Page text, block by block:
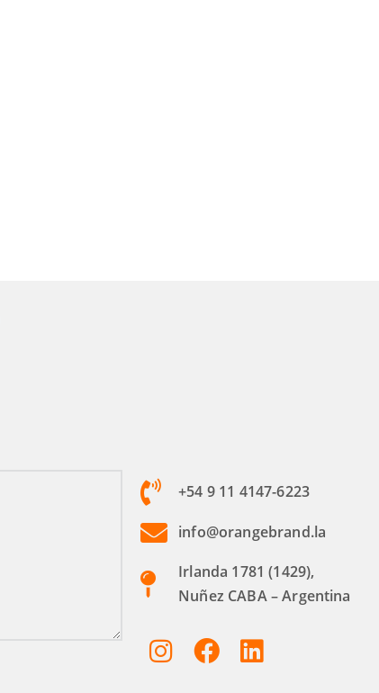
+54 9 11 4147-6223
info@orangebrand.la
Irlanda 1781 (1429),
Nuñez CABA – Argentina